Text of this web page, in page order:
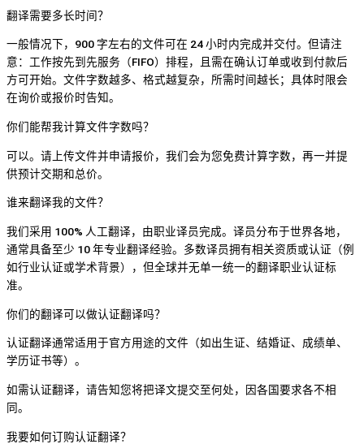
翻译需要多长时间？
一般情况下，900 字左右的文件可在 24 小时内完成并交付。但请注
意：工作按先到先服务（FIFO）排程，且需在确认订单或收到付款后
方可开始。文件字数越多、格式越复杂，所需时间越长；具体时限会
在询价或报价时告知。
你们能帮我计算文件字数吗？
可以。请上传文件并申请报价，我们会为您免费计算字数，再一并提
供预计交期和总价。
谁来翻译我的文件？
我们采用 100% 人工翻译，由职业译员完成。译员分布于世界各地，
通常具备至少 10 年专业翻译经验。多数译员拥有相关资质或认证（例
如行业认证或学术背景），但全球并无单一统一的翻译职业认证标
准。
你们的翻译可以做认证翻译吗？
认证翻译通常适用于官方用途的文件（如出生证、结婚证、成绩单、
学历证书等）。
如需认证翻译，请告知您将把译文提交至何处，因各国要求各不相
同。
我要如何订购认证翻译？